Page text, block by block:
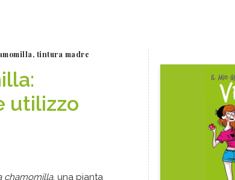
tintura madre
utilizzo
chamomilla, una pianta